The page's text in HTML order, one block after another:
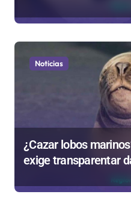
Noticias
¿Cazar lobos
exige transparentar
Gobierno